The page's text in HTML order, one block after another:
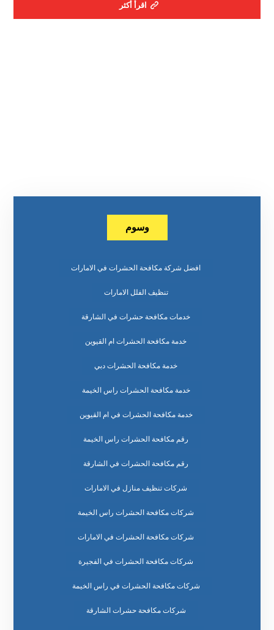
اقرأ أكثر
وسوم
افضل شركة مكافحة الحشرات في الامارات
تنظيف الفلل الامارات
خدمات مكافحة حشرات في الشارقة
خدمة مكافحة الحشرات ام القيوين
خدمة مكافحة الحشرات دبي
خدمة مكافحة الحشرات راس الخيمة
خدمة مكافحة الحشرات في ام القيوين
رقم مكافحة الحشرات راس الخيمة
رقم مكافحة الحشرات في الشارقة
شركات تنظيف منازل في الامارات
شركات مكافحة الحشرات راس الخيمة
شركات مكافحة الحشرات في الامارات
شركات مكافحة الحشرات في الفجيرة
شركات مكافحة الحشرات في راس الخيمة
شركات مكافحة حشرات الشارقة